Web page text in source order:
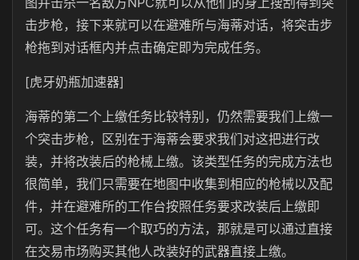
击步枪，接下来就可以在避难所与海蒂对话，将突击步
枪拖到对话框内并点击确定即为完成任务。
[虎牙奶瓶加速器]
海蒂的第二个上缴任务比较特别，仍然需要我们上缴一
个突击步枪，区别在于海蒂会要求我们对这把进行改
装，并将改装后的枪械上缴。该类型任务的完成方法也
很简单，我们只需要在地图中收集到相应的枪械以及配
件，并在避难所的工作台按照任务要求改装后上缴即
可。这个任务有一个取巧的方法，那就是可以通过直接
在交易市场购买其他人改装好的武器直接上缴。